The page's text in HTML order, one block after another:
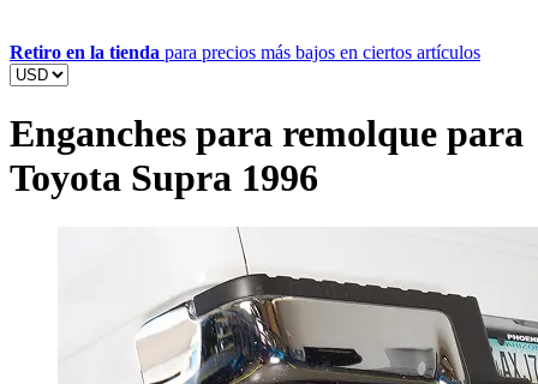
Retiro en la tienda para precios más bajos en ciertos artículos
Enganches para remolque para
Toyota Supra 1996